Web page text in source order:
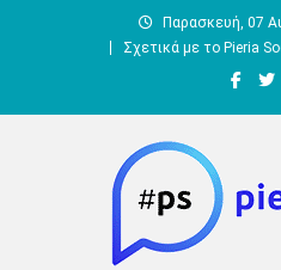
Παρασκευή, 07
Σχετικά με το Pieria